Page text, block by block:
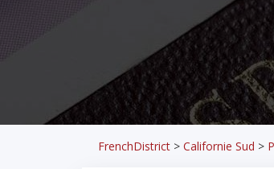
FrenchDistrict > Californie Sud >